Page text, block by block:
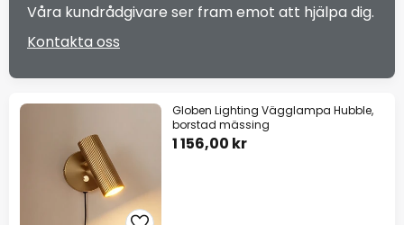
Våra kundrådgivare ser fram emot att hjälpa dig.
Kontakta oss
Globen Lighting Vägglampa Hubble,
borstad mässing
1 156,00 kr